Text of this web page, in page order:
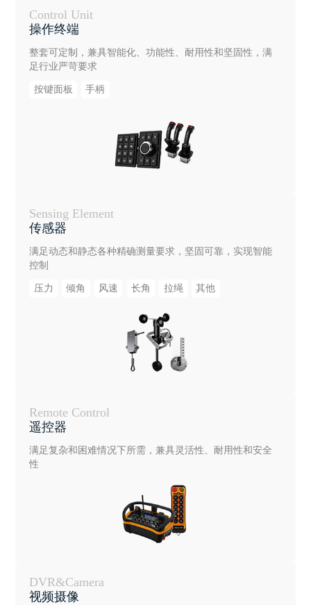
Control Unit
操作终端
整套可定制，兼具智能化、功能性、耐用性和坚固性，满
足行业严苛要求
按键面板 手柄
Sensing Element
传感器
满足动态和静态各种精确测量要求，坚固可靠，实现智能
控制
压力 倾角 风速 长角 拉绳 其他
Remote Control
遥控器
满足复杂和困难情况下所需，兼具灵活性、耐用性和安全
性
DVR&Camera
视频摄像